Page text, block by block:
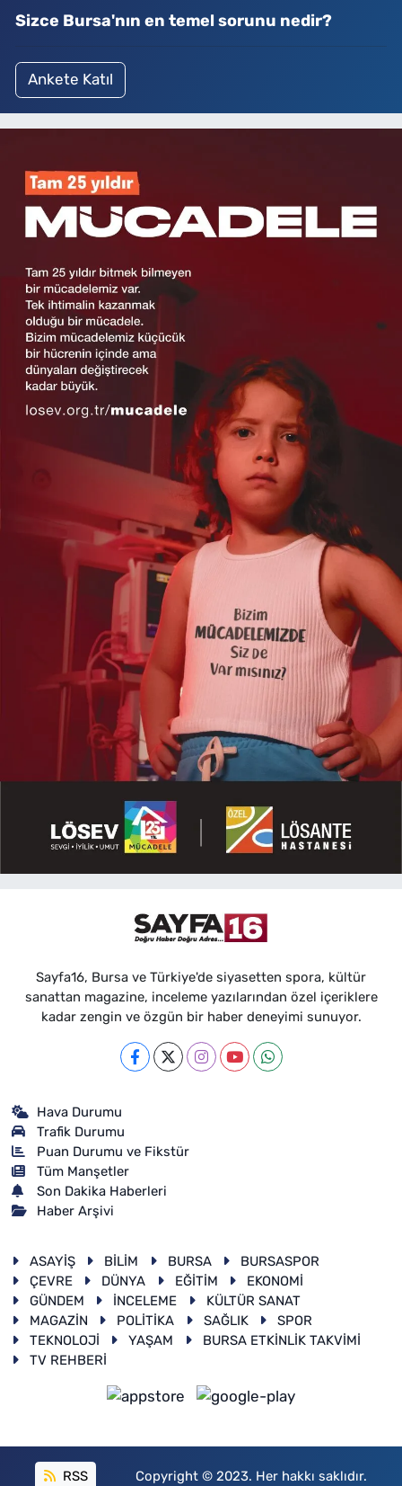
Sizce Bursa'nın en temel sorunu nedir?
Ankete Katıl
Sayfa16, Bursa ve Türkiye'de siyasetten spora, kültür
sanattan magazine, inceleme yazılarından özel içeriklere
kadar zengin ve özgün bir haber deneyimi sunuyor.
Hava Durumu
Trafik Durumu
Puan Durumu ve Fikstür
Tüm Manşetler
Son Dakika Haberleri
Haber Arşivi
ASAYİŞ BİLİM BURSA
BURSASPOR
ÇEVRE
DÜNYA EĞİTİM
EKONOMİ
GÜNDEM
İNCELEME
KÜLTÜR SANAT
MAGAZİN
POLİTİKA SAĞLIK
SPOR
TEKNOLOJİ
YAŞAM
BURSA ETKİNLİK TAKVİMİ
TV REHBERİ
RSS Copyright © 2023. Her hakkı saklıdır.